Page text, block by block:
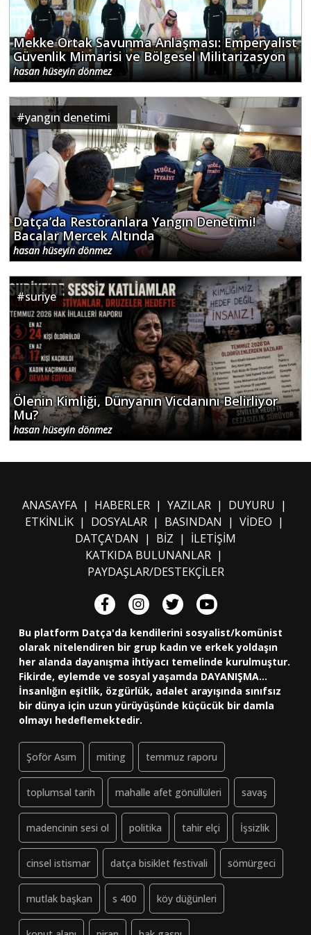
Mekke Ortak Savunma Anlaşması: Emperyalist
Güvenlik Mimarisi ve Bölgesel Militarizasyon
hasan hüseyin dönmez
#yangın denetimi
Datça’da Restoranlara Yangın Denetimi!
Bacalar Mercek Altında
hasan hüseyin dönmez
#suriye
Ölenin Kimliği, Dünyanın Vicdanını Belirliyor
Mu?
hasan hüseyin dönmez
ANASAYFA| HABERLER| YAZILAR| DUYURU |
ETKİNLİK| DOSYALAR| BASINDAN | VİDEO |
DATÇA'DAN | BİZ | İLETİŞİM
KATKIDA BULUNANLAR |
PAYDAŞLAR/DESTEKÇİLER
Bu platform Datça'da kendilerini sosyalist/komünist
olarak nitelendiren bir grup kadın ve erkek yoldaşın
her alanda dayanışma ihtiyacı temelinde kurulmuştur.
Fikirde, eylemde ve sosyal yaşamda DAYANIŞMA...
İnsanlığın eşitlik, özgürlük, adalet arayışında sınıfsız
bir dünya için uzun yürüyüşünde küçücük bir damla
olmayı hedeflemektedir.
Şoför Asım miting temmuz raporu
toplumsal tarih mahalle afet gönüllüleri savaş
madencinin sesi ol politika tahir elçi İşsizlik
cinsel istismar datça bisiklet festivali sömürgeci
mutlak başkan s 400 köy düğünleri